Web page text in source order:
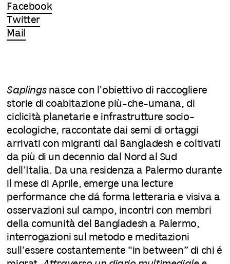
Facebook
Twitter
Mail
Saplings nasce con l’obiettivo di raccogliere
storie di coabitazione più-che-umana, di
ciclicità planetarie e infrastrutture socio-
ecologiche, raccontate dai semi di ortaggi
arrivati con migranti dal Bangladesh e coltivati
da più di un decennio dal Nord al Sud
dell’Italia. Da una residenza a Palermo durante
il mese di Aprile, emerge una lecture
performance che dá forma letteraria e visiva a
osservazioni sul campo, incontri con membri
della comunità del Bangladesh a Palermo,
interrogazioni sul metodo e meditazioni
sull’essere costantemente “in between” di chi é